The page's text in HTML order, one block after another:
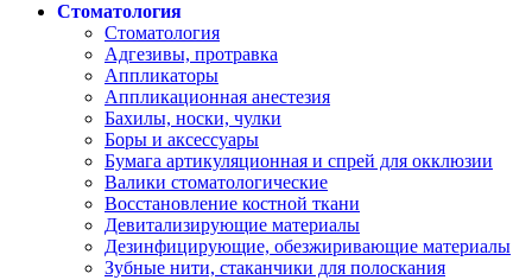
Стоматология
Стоматология
Адгезивы, протравка
Аппликаторы
Аппликационная анестезия
Бахилы, носки, чулки
Боры и аксессуары
Бумага артикуляционная и спрей для окклюзии
Валики стоматологические
Восстановление костной ткани
Девитализирующие материалы
Дезинфицирующие, обезжиривающие материалы
Зубные нити, стаканчики для полоскания